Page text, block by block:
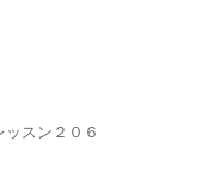
スン２０６